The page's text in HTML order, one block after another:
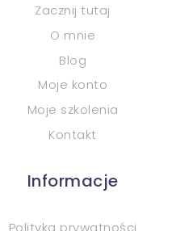
Zacznij tutaj
O mnie
Blog
Moje konto
Moje szkolenia
Kontakt
Informacje
Polityka prywatności